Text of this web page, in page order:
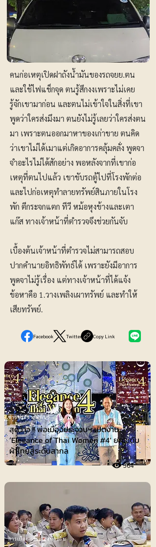
คนก่อเหตุเปิดฝาถังน้ำมันของรถจยย.ตน
และใช้ไฟแช็กจุด ตนรู้สึกงงเพราะไม่เคย
รู้จักเขามาก่อน และตนไม่เข้าใจในสิ่งที่เขา
พูดว่าใครส่งมึงมา ตนยังไม่รู้เลยว่าใครส่งตน
มา เพราะตนออกมาหาของเก่าขาย ตนคิด
ว่าเขาไม่ได้เมาแต่เกิดอาการคลุ้มคลั่ง พูดจา
จำอะไรไม่ได้สักอย่าง พอหลังจากที่เขาก่อ
เหตุที่ตนไปแล้ว เขาขับรถตู้ไปที่โรงพักต่อ
และไปก่อเหตุทำลายทรัพย์สินภายในโรง
พัก ตีกระจกแตก ทีวี หม้อหุงข้างและเตา
แก๊ส ทางเจ้าหน้าที่ตำรวจจึงช่วยกันจับ
เบื้องต้นเจ้าหน้าที่ตำรวจไม่สามารถสอบ
ปากคำนายอิทธิพัทธ์ได้ เพราะยังมีอาการ
พูดจาไม่รู้เรื่อง แต่ทางเจ้าหน้าที่ได้แจ้ง
ข้อหาคือ 1.วางเพลิงเผาทรัพย์ และทำให้
เสียทรัพย์.
Facebook Twitter Copy Link
ข่าวประชาสัมพันธ์
สุดว้าว !! พ่อเมืองประจวบฯ เปิดงาน
‘Elegance of Thai Women #4’ ยกระดับ
ผ้าไทยสู่ระดับสากล
564
การเมือง-การเมืองท้องถิ่น